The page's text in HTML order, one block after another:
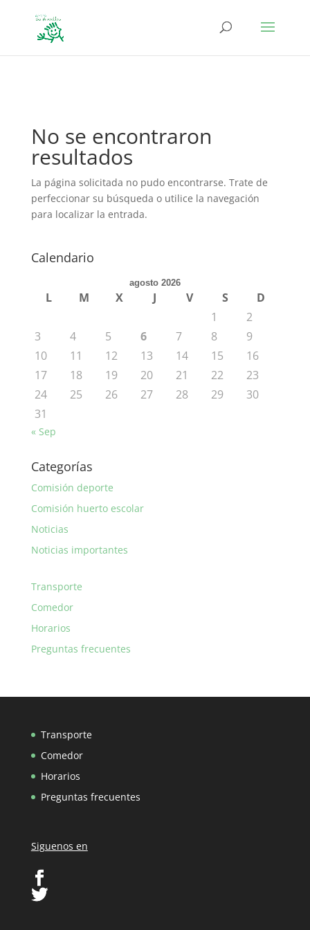
No se encontraron
resultados
La página solicitada no pudo encontrarse. Trate de
perfeccionar su búsqueda o utilice la navegación
para localizar la entrada.
Calendario
agosto 2026
L M X J V S
D
1
2
3
4 5 6 7 8
9
10
11 12 13 14 15
16
17
18 19 20 21 22
23
24
25 26 27 28 29
30
31
« Sep
Categorías
Comisión deporte
Comisión huerto escolar
Noticias
Noticias importantes
Transporte
Comedor
Horarios
Preguntas frecuentes
Transporte
Comedor
Horarios
Preguntas frecuentes
Siguenos en